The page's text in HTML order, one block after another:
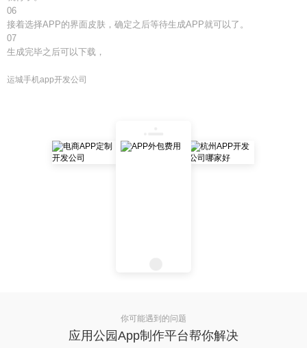
06
接着选择APP的界面皮肤，确定之后等待生成APP就可以了。
07
生成完毕之后可以下载，
运城手机app开发公司
你可能遇到的问题
应用公园App制作平台帮你解决